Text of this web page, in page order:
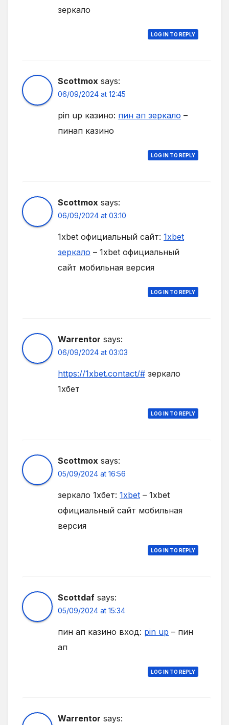
зеркало
LOG IN TO REPLY
Scottmox says:
06/09/2024 at 12:45
pin up казино: пин ап зеркало –
пинап казино
LOG IN TO REPLY
Scottmox says:
06/09/2024 at 03:10
1xbet официальный сайт: 1xbet
зеркало – 1xbet официальный
сайт мобильная версия
LOG IN TO REPLY
Warrentor says:
06/09/2024 at 03:03
https://1xbet.contact/# зеркало
1хбет
LOG IN TO REPLY
Scottmox says:
05/09/2024 at 16:56
зеркало 1хбет: 1xbet – 1xbet
официальный сайт мобильная
версия
LOG IN TO REPLY
Scottdaf says:
05/09/2024 at 15:34
пин ап казино вход: pin up – пин
ап
LOG IN TO REPLY
Warrentor says: